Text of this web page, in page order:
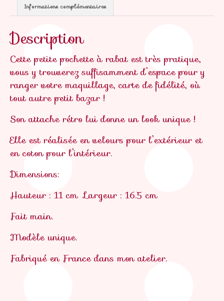
Informations complémentaires
Description
Cette petite pochette à rabat est très pratique,
vous y trouverez suffisamment d’espace pour y
ranger votre maquillage, carte de fidélité, où
tout autre petit bazar !
Son attache rétro lui donne un look unique !
Elle est réalisée en velours pour l’extérieur et
en coton pour l’intérieur.
Dimensions:
Hauteur : 11 cm Largeur : 16.5 cm
Fait main.
Modèle unique.
Fabriqué en France dans mon atelier.